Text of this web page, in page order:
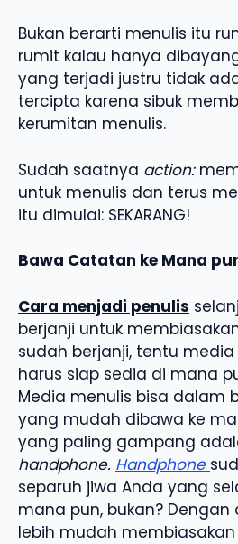
Bukan berarti menulis itu
rumit kalau hanya
yang terjadi justru tidak
tercipta karena sibuk
kerumitan menulis.
Sudah saatnya action:
untuk menulis dan terus
itu dimulai: SEKARANG!
Bawa Catatan ke Mana
Cara menjadi penulis
berjanji untuk
sudah berjanji, tentu
harus siap sedia di mana
Media menulis bisa dalam
yang mudah dibawa ke
yang paling gampang
handphone. Handphone
separuh jiwa Anda yang
mana pun, bukan? Dengan
lebih mudah